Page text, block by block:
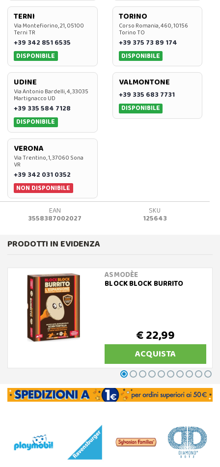
TERNI
Via Montefiorino, 21, 05100
Terni TR
+39 342 851 6535
DISPONIBILE
TORINO
Corso Romania, 460, 10156
Torino TO
+39 375 73 89 174
DISPONIBILE
UDINE
Via Antonio Bardelli, 4, 33035
Martignacco UD
+39 335 584 7128
DISPONIBILE
VALMONTONE
+39 335 683 7731
DISPONIBILE
VERONA
Via Trentino, 1, 37060 Sona
VR
+39 342 031 0352
NON DISPONIBILE
EAN
3558387002027
SKU
125643
PRODOTTI IN EVIDENZA
ASMODÈE
BLOCK BLOCK BURRITO
€ 22,99
ACQUISTA